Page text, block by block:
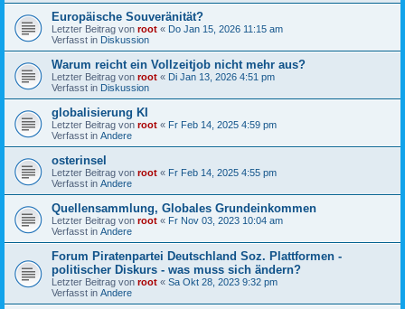
Europäische Souveränität?
Letzter Beitrag von root « Do Jan 15, 2026 11:15 am
Verfasst in Diskussion
Warum reicht ein Vollzeitjob nicht mehr aus?
Letzter Beitrag von root « Di Jan 13, 2026 4:51 pm
Verfasst in Diskussion
globalisierung KI
Letzter Beitrag von root « Fr Feb 14, 2025 4:59 pm
Verfasst in Andere
osterinsel
Letzter Beitrag von root « Fr Feb 14, 2025 4:55 pm
Verfasst in Andere
Quellensammlung, Globales Grundeinkommen
Letzter Beitrag von root « Fr Nov 03, 2023 10:04 am
Verfasst in Andere
Forum Piratenpartei Deutschland Soz. Plattformen -
politischer Diskurs - was muss sich ändern?
Letzter Beitrag von root « Sa Okt 28, 2023 9:32 pm
Verfasst in Andere